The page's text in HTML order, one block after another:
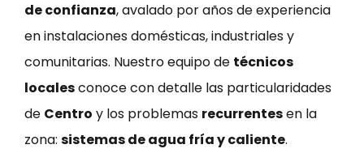
de confianza, avalado por años de experiencia
en instalaciones domésticas, industriales y
comunitarias. Nuestro equipo de técnicos
localesconoce con detalle las particularidades
de Centro y los problemas recurrentesen la
zona: sistemas de agua fría y caliente.